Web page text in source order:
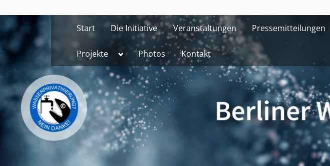
to
content
Start Die Initiative Veranstaltungen Pressemitteilungen
Projekte Toggle
menu
Photos Kontakt